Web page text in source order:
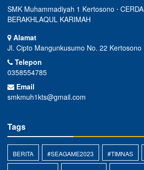
SMK Muhammadiyah 1 Kertosono ⋅
BERAKHLAQUL KARIMAH
Alamat
Jl. Cipto Mangunkusumo No. 22 Kertosono
Telepon
0358554785
Email
smkmuh1kts@gmail.com
Tags
BERITA #SEAGAME2023 #TIMNAS